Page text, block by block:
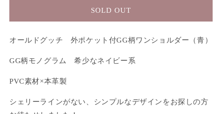
SOLD OUT
オールドグッチ 外ポケット付GG柄ワンショルダー（青）
GG柄モノグラム 希少なネイビー系
PVC素材×本革製
シェリーラインがない、シンプルなデザインをお探しの方